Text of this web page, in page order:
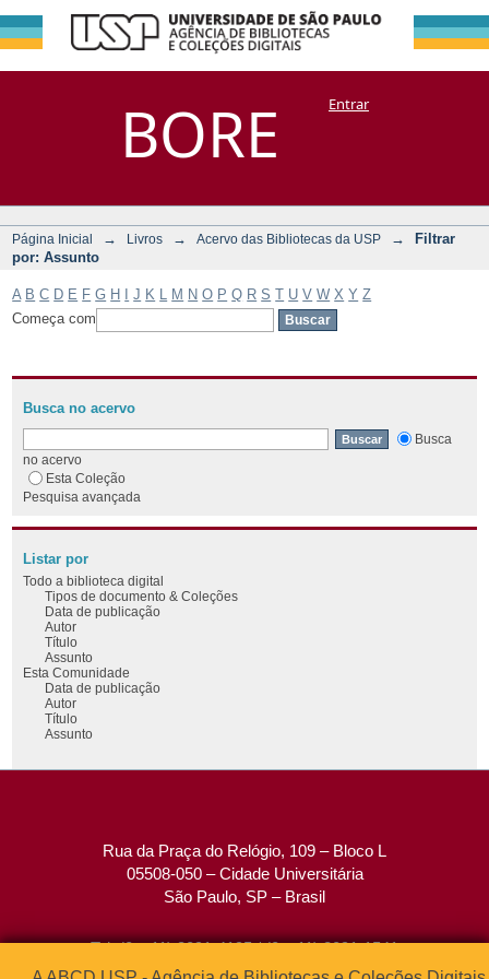
BORE
Filtrar por:
Assunto
DSpace/Manakin + CoriscoEntrar
Página Inicial → Livros → Acervo das Bibliotecas da USP →
Filtrar
por: Assunto
A B C D E F G H J K M N O P Q R S T U V W X Y Z
Começa com
Busca no acervo
Busca
no acervo
Esta Coleção
Pesquisa avançada
Listar por
Todo a biblioteca digital
Tipos de documento & Coleções
Data de publicação
Autor
Título
Assunto
Esta Comunidade
Data de publicação
Autor
Título
Assunto
Rua da Praça do Relógio, 109 – Bloco L
05508-050 – Cidade Universitária
São Paulo, SP – Brasil
Tel: (0xx11) 3091-4195 / (0xx11) 3091-1541
Fax: (0xx11) 3091-1567